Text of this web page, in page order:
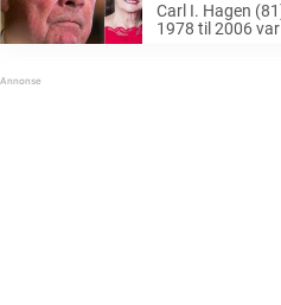
Carl I. Hagen
1978 til 2006